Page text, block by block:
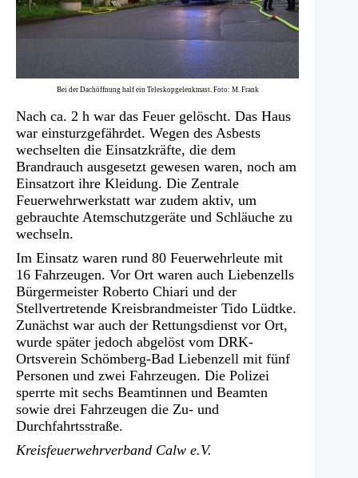
Bei der Dachöffnung half ein Teleskopgelenkmast. Foto: M. Frank
Nach ca. 2 h war das Feuer gelöscht. Das Haus
war einsturzgefährdet. Wegen des Asbests
wechselten die Einsatzkräfte, die dem
Brandrauch ausgesetzt gewesen waren, noch am
Einsatzort ihre Kleidung. Die Zentrale
Feuerwehrwerkstatt war zudem aktiv, um
gebrauchte Atemschutzgeräte und Schläuche zu
wechseln.
Im Einsatz waren rund 80 Feuerwehrleute mit
16 Fahrzeugen. Vor Ort waren auch Liebenzells
Bürgermeister Roberto Chiari und der
Stellvertretende Kreisbrandmeister Tido Lüdtke.
Zunächst war auch der Rettungsdienst vor Ort,
wurde später jedoch abgelöst vom DRK-
Ortsverein Schömberg-Bad Liebenzell mit fünf
Personen und zwei Fahrzeugen. Die Polizei
sperrte mit sechs Beamtinnen und Beamten
sowie drei Fahrzeugen die Zu- und
Durchfahrtsstraße.
Kreisfeuerwehrverband Calw e.V.